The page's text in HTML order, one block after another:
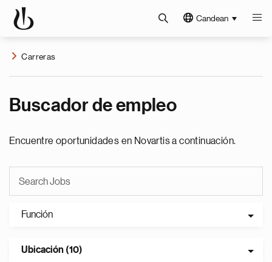
Candean
Carreras
Buscador de empleo
Encuentre oportunidades en Novartis a continuación.
Función
Ubicación (10)